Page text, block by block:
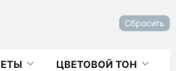
Сбросить
ЦВЕТОВОЙ ТОН